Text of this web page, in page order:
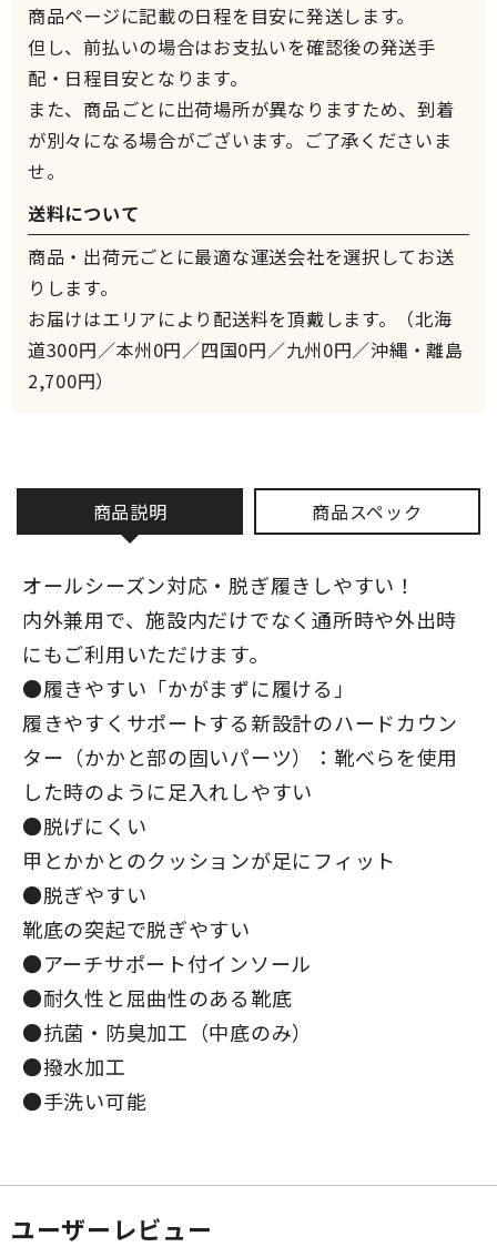
商品説明 商品スペック
オールシーズン対応・脱ぎ履きしやすい！
内外兼用で、施設内だけでなく通所時や外出時
にもご利用いただけます。
●履きやすい「かがまずに履ける」
履きやすくサポートする新設計のハードカウン
ター（かかと部の固いパーツ）：靴べらを使用
した時のように足入れしやすい
●脱げにくい
甲とかかとのクッションが足にフィット
●脱ぎやすい
靴底の突起で脱ぎやすい
●アーチサポート付インソール
●耐久性と屈曲性のある靴底
●抗菌・防臭加工（中底のみ）
●撥水加工
●手洗い可能
商品ページに記載の日程を目安に発送します。
但し、前払いの場合はお支払いを確認後の発送手
配・日程目安となります。
また、商品ごとに出荷場所が異なりますため、到着
が別々になる場合がございます。ご了承くださいま
せ。
送料について
商品・出荷元ごとに最適な運送会社を選択してお送
りします。
お届けはエリアにより配送料を頂戴します。（北海
道300円／本州0円／四国0円／九州0円／沖縄・離島
2,700円）
ユーザーレビュー